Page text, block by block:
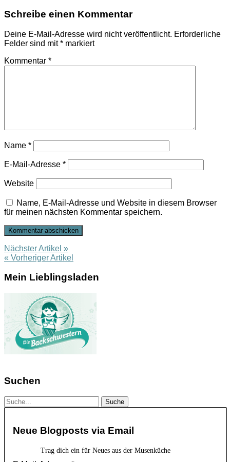
Schreibe einen Kommentar
Deine E-Mail-Adresse wird nicht veröffentlicht. Erforderliche
Felder sind mit* markiert
Kommentar *
Name *
E-Mail-Adresse *
Website
Name, E-Mail-Adresse und Website in diesem Browser
für meinen nächsten Kommentar speichern.
Nächster Artikel »
« Vorheriger Artikel
Mein Lieblingsladen
Suchen
Neue Blogposts via Email
Trag dich ein für Neues aus der Musenküche